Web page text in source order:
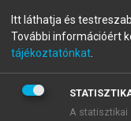
fiókoddal,
A regisztráció után a
BELÉPÉS
Itt láthatja és
További információért
tájékoztatónkat
A statisztikai